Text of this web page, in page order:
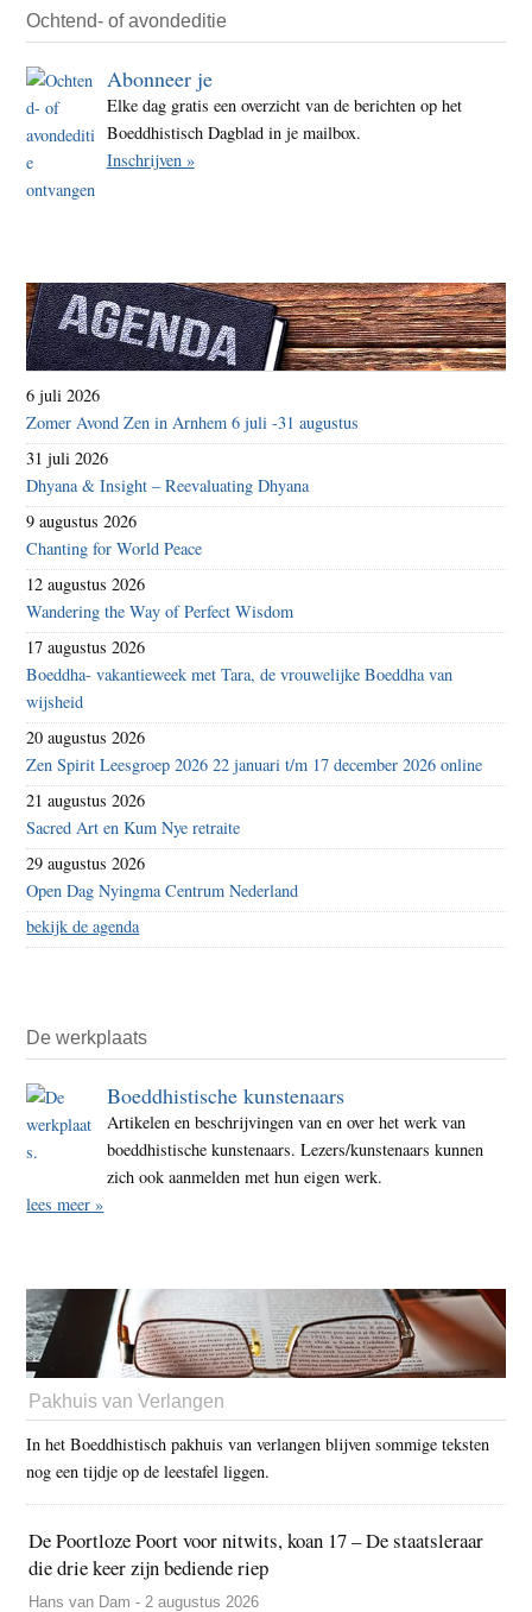
Ochtend- of avondeditie
Abonneer je
Elke dag gratis een overzicht van de berichten op het
Boeddhistisch Dagblad in je mailbox.
Inschrijven »
6 juli 2026
Zomer Avond Zen in Arnhem 6 juli -31 augustus
31 juli 2026
Dhyana & Insight – Reevaluating Dhyana
9 augustus 2026
Chanting for World Peace
12 augustus 2026
Wandering the Way of Perfect Wisdom
17 augustus 2026
Boeddha- vakantieweek met Tara, de vrouwelijke Boeddha van
wijsheid
20 augustus 2026
Zen Spirit Leesgroep 2026 22 januari t/m 17 december 2026 online
21 augustus 2026
Sacred Art en Kum Nye retraite
29 augustus 2026
Open Dag Nyingma Centrum Nederland
bekijk de agenda
De werkplaats
Boeddhistische kunstenaars
Artikelen en beschrijvingen van en over het werk van
boeddhistische kunstenaars. Lezers/kunstenaars kunnen
zich ook aanmelden met hun eigen werk.
lees meer »
Pakhuis van Verlangen
In het Boeddhistisch pakhuis van verlangen blijven sommige teksten
nog een tijdje op de leestafel liggen.
De Poortloze Poort voor nitwits, koan 17 – De staatsleraar
die drie keer zijn bediende riep
Hans van Dam - 2 augustus 2026